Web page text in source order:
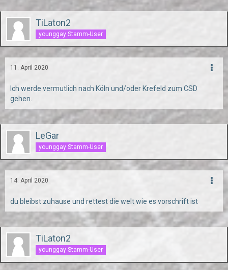
TiLaton2
younggay Stamm-User
11. April 2020
Ich werde vermutlich nach Köln und/oder Krefeld zum CSD
gehen.
LeGar
younggay Stamm-User
14. April 2020
du bleibst zuhause und rettest die welt wie es vorschrift ist
TiLaton2
younggay Stamm-User